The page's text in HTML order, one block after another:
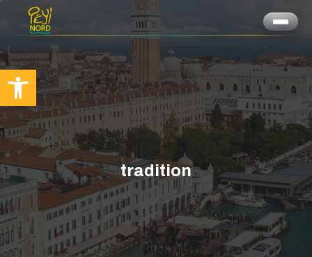
Ouvrir la barre d’outils
tradition